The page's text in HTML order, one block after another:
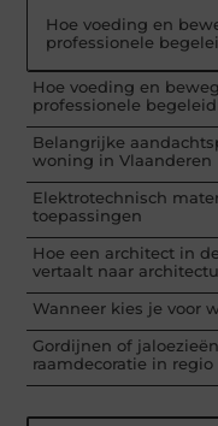
Hoe voeding en
professionele
Hoe voeding en
professionele
Belangrijke
woning in Vlaanderen
Elektrotechnisch
toepassingen
Hoe een architect in
vertaalt naar
Wanneer kies je voor
Gordijnen of
raamdecoratie in regio